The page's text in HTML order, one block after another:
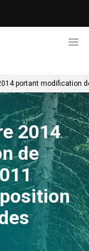
portant modification
2014
de